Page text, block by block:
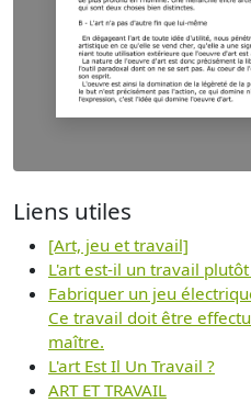
Liens utiles
[Art, jeu et travail]
L'art est-il un travail
Fabriquer un jeu
Ce travail doit être
maître.
L'art Est Il Un Travail ?
ART ET TRAVAIL